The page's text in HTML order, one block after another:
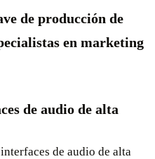
de producción de
en marketing
de audio de alta
de audio de alta